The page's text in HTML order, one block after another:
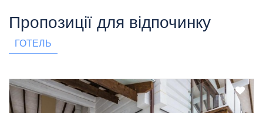
Пропозиції для відпочинку
ГОТЕЛЬ